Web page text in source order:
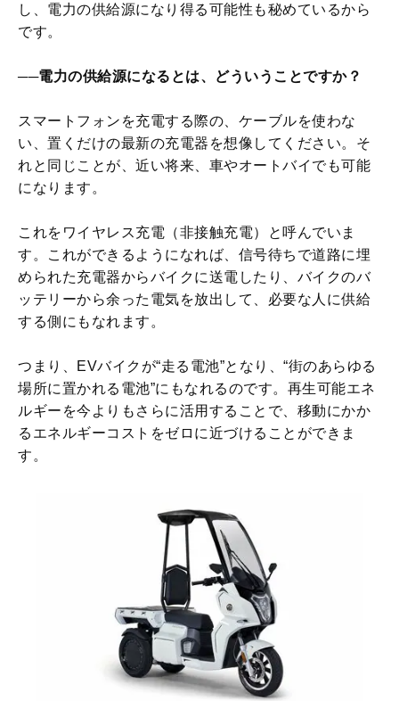
し、電力の供給源になり得る可能性も秘めているから
です。
──電力の供給源になるとは、どういうことですか？
スマートフォンを充電する際の、ケーブルを使わな
い、置くだけの最新の充電器を想像してください。そ
れと同じことが、近い将来、車やオートバイでも可能
になります。
これをワイヤレス充電（非接触充電）と呼んでいま
す。これができるようになれば、信号待ちで道路に埋
められた充電器からバイクに送電したり、バイクのバ
ッテリーから余った電気を放出して、必要な人に供給
する側にもなれます。
つまり、EVバイクが“走る電池”となり、“街のあらゆる
場所に置かれる電池”にもなれるのです。再生可能エネ
ルギーを今よりもさらに活用することで、移動にかか
るエネルギーコストをゼロに近づけることができま
す。